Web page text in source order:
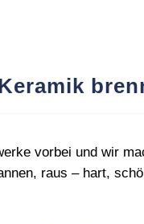
vorbei und wir
raus – hart,